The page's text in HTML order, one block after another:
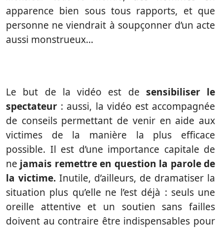
apparence bien sous tous rapports, et que
personne ne viendrait à soupçonner d’un acte
aussi monstrueux…
Le but de la vidéo est de sensibiliser le
spectateur : aussi, la vidéo est accompagnée
de conseils permettant de venir en aide aux
victimes de la manière la plus efficace
possible. Il est d’une importance capitale de
ne jamais remettre en question la parole de
la victime. Inutile, d’ailleurs, de dramatiser la
situation plus qu’elle ne l’est déjà : seuls une
oreille attentive et un soutien sans failles
doivent au contraire être indispensables pour